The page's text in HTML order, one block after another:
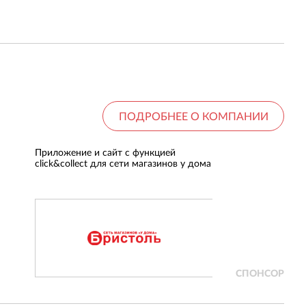
ПОДРОБНЕЕ О КОМПАНИИ
Приложение и сайт с функцией
click&collect для сети магазинов у дома
СПОНСОР